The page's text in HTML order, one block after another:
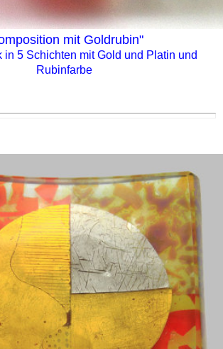
mit Goldrubin"
in 5 Schichten mit Gold und Platin und
Rubinfarbe